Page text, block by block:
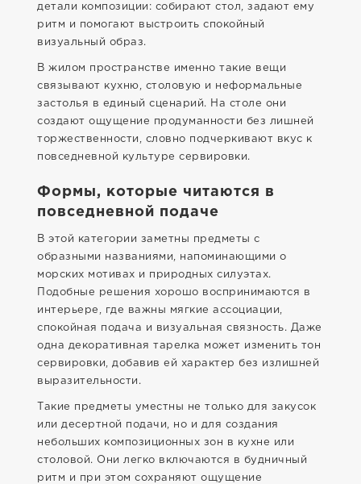
детали композиции: собирают стол, задают ему
ритм и помогают выстроить спокойный
визуальный образ.
В жилом пространстве именно такие вещи
связывают кухню, столовую и неформальные
застолья в единый сценарий. На столе они
создают ощущение продуманности без лишней
торжественности, словно подчеркивают вкус к
повседневной культуре сервировки.
Формы, которые читаются в
повседневной подаче
В этой категории заметны предметы с
образными названиями, напоминающими о
морских мотивах и природных силуэтах.
Подобные решения хорошо воспринимаются в
интерьере, где важны мягкие ассоциации,
спокойная подача и визуальная связность. Даже
одна декоративная тарелка может изменить тон
сервировки, добавив ей характер без излишней
выразительности.
Такие предметы уместны не только для закусок
или десертной подачи, но и для создания
небольших композиционных зон в кухне или
столовой. Они легко включаются в будничный
ритм и при этом сохраняют ощущение